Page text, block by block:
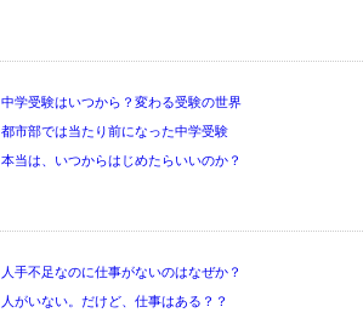
中学受験はいつから？変わる受験の世界
都市部では当たり前になった中学受験
本当は、いつからはじめたらいいのか？
人手不足なのに仕事がないのはなぜか？
人がいない。だけど、仕事はある？？